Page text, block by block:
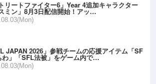
リートファイター6」Year 4追加キャラクター
ミン」8月3日配信開始！アッ…
JAPAN 2026」参戦チームの応援アイテム「SF
わ」「SFL法被」をゲーム内で…